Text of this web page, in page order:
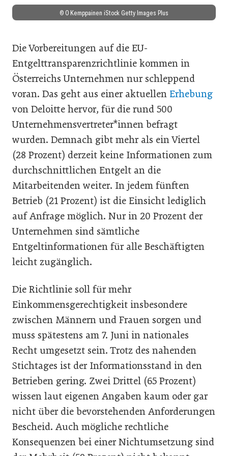
© O Kemppainen iStock Getty Images Plus
Die Vorbereitungen auf die EU-
Entgelttransparenzrichtlinie kommen in
Österreichs Unternehmen nur schleppend
voran. Das geht aus einer aktuellen Erhebung
von Deloitte hervor, für die rund 500
Unternehmensvertreter*innen befragt
wurden. Demnach gibt mehr als ein Viertel
(28 Prozent) derzeit keine Informationen zum
durchschnittlichen Entgelt an die
Mitarbeitenden weiter. In jedem fünften
Betrieb (21 Prozent) ist die Einsicht lediglich
auf Anfrage möglich. Nur in 20 Prozent der
Unternehmen sind sämtliche
Entgeltinformationen für alle Beschäftigten
leicht zugänglich.
Die Richtlinie soll für mehr
Einkommensgerechtigkeit insbesondere
zwischen Männern und Frauen sorgen und
muss spätestens am 7. Juni in nationales
Recht umgesetzt sein. Trotz des nahenden
Stichtages ist der Informationsstand in den
Betrieben gering. Zwei Drittel (65 Prozent)
wissen laut eigenen Angaben kaum oder gar
nicht über die bevorstehenden Anforderungen
Bescheid. Auch mögliche rechtliche
Konsequenzen bei einer Nichtumsetzung sind